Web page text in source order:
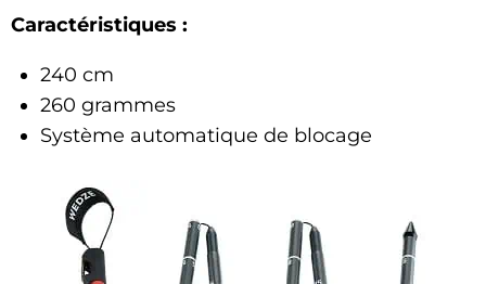
Caractéristiques :
240 cm
260 grammes
Système automatique de blocage